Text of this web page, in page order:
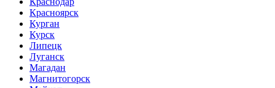
Красноярск
Курган
Курск
Липецк
Луганск
Магадан
Магнитогорск